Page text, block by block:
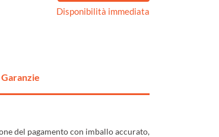
Disponibilità immediata
Garanzie
del pagamento con imballo accurato,